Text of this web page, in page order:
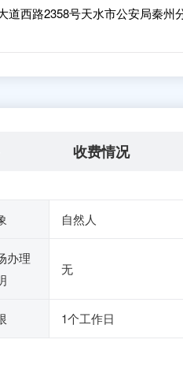
道西路2358号天水市公安局秦州
收费情况
自然人
办理
无
1个工作日